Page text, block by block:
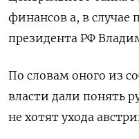
финансов а, в случае
президента РФ
По словам оного из
власти дали понять
не хотят ухода